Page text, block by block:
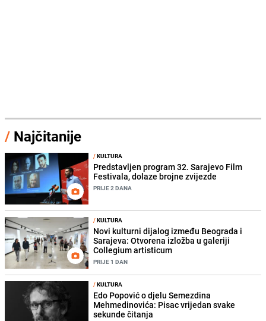
/ Najčitanije
/KULTURA
Predstavljen program 32. Sarajevo Film
Festivala, dolaze brojne zvijezde
PRIJE 2 DANA
/KULTURA
Novi kulturni dijalog između Beograda i
Sarajeva: Otvorena izložba u galeriji
Collegium artisticum
PRIJE 1 DAN
/KULTURA
Edo Popović o djelu Semezdina
Mehmedinovića: Pisac vrijedan svake
sekunde čitanja